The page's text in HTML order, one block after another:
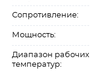
Сопротивление:
Мощность:
Диапазон рабочих
температур: